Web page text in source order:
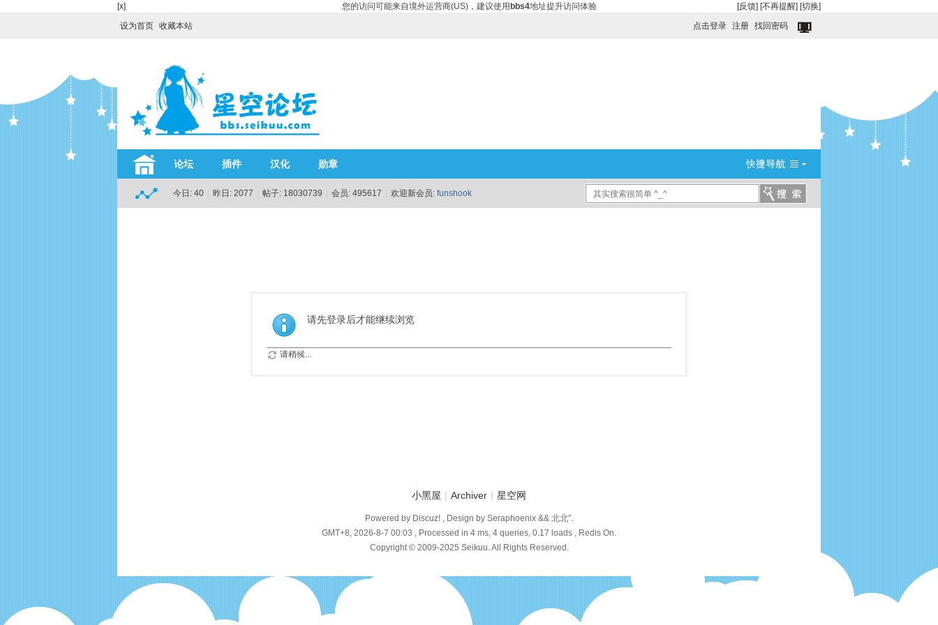
[x] 您的访问可能来自境外运营商(US)，建议使用 bbs4地址提升访问体验 [反馈] [不再提醒] [切换]
设为首页 收藏本站 点击登录 注册 找回密码
论坛 插件 汉化 勋章
今日: 40 昨日: 2077 帖子: 18030739 会员: 495617 欢迎新会员: funshook
请先登录后才能继续浏览
请稍候...
小黑屋 | Archiver | 星空网
Powered by Discuz! , Design by Seraphoenix && 北北″.
GMT+8, 2026-8-7 00:03 , Processed in 4 ms, 4 queries, 0.17 loads , Redis On.
Copyright © 2009-2025 Seikuu. All Rights Reserved.